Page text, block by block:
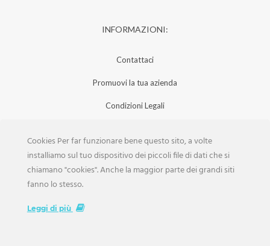
INFORMAZIONI:
Contattaci
Promuovi la tua azienda
Condizioni Legali
Iscrizione Aziende
Scarica la Rivista
Cookies Per far funzionare bene questo sito, a volte
installiamo sul tuo dispositivo dei piccoli file di dati che si
chiamano "cookies". Anche la maggior parte dei grandi siti
fanno lo stesso.
Leggi di più